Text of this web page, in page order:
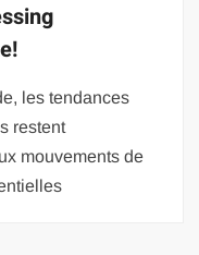
les tendances
restent
mouvements de